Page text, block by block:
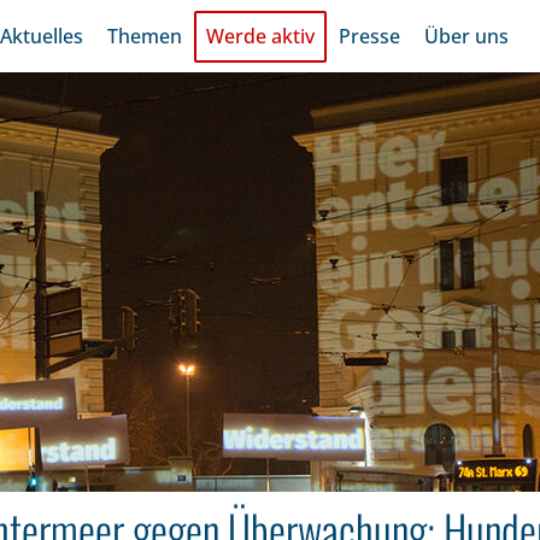
Aktuelles Themen Werde aktiv Presse Über uns